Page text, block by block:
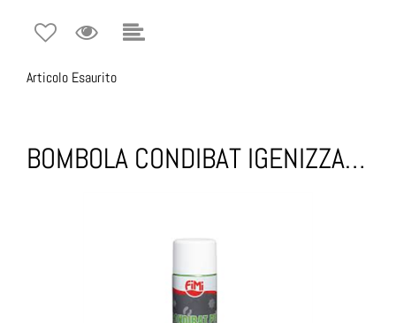
Articolo Esaurito
BOMBOLA CONDIBAT IGENIZZANTE CLIMATIZZAZIONE 500ML